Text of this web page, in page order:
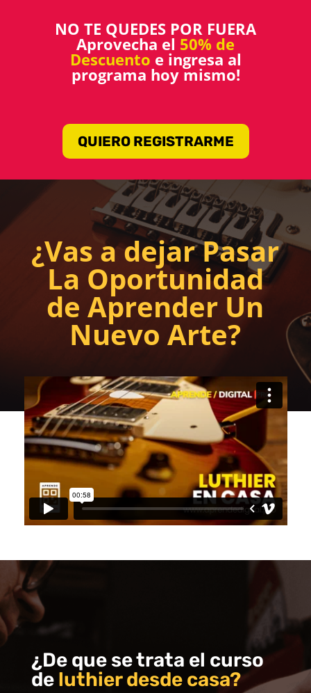
NO TE QUEDES POR FUERA
Aprovecha el 50% de
Descuento e ingresa al
programa hoy mismo!
QUIERO REGISTRARME
¿Vas a dejar Pasar
La Oportunidad
de Aprender Un
Nuevo Arte?
¿De que se trata el curso
de luthier desde casa?